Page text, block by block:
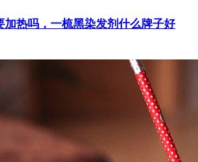
加热吗，一梳黑染发剂什么牌子好